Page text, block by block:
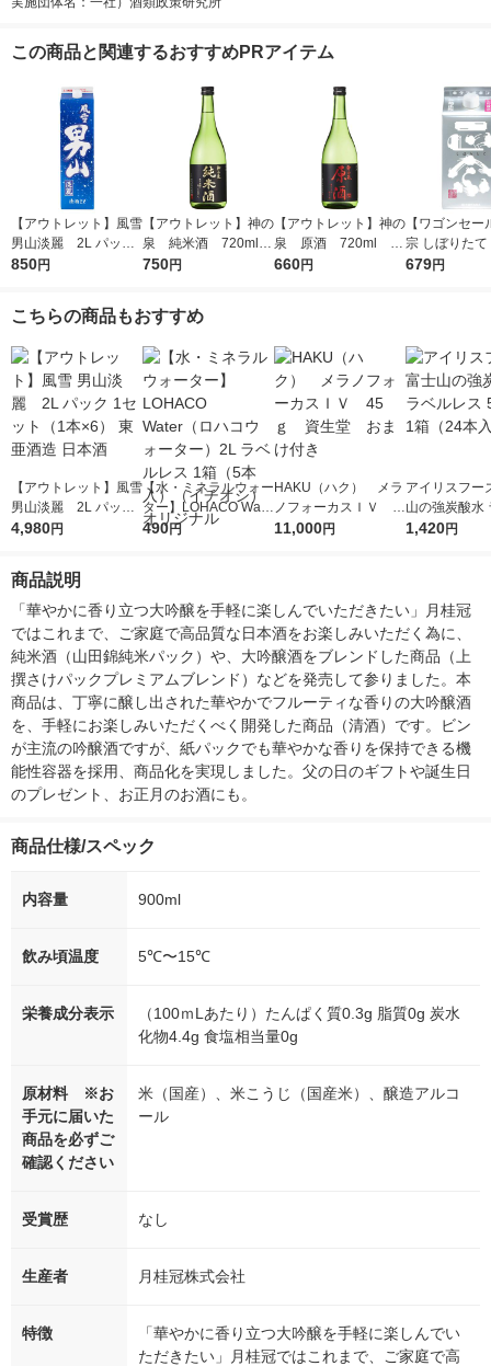
この商品と関連するおすすめPRアイテム
【アウトレット】風雪
男山淡麗 2L パック
1本 東亜酒造 日本酒
850円
【アウトレット】神の
泉 純米酒 720ml 1
本 東亜酒造 日本酒
750円
【アウトレット】神の
泉 原酒 720ml 1
本 東亜酒造 日本酒
660円
【ワゴンセー
宗 しぼりたて
ック 900ml
679円
こちらの商品もおすすめ
【アウトレット】風雪
男山淡麗 2L パック
1セット（1本×6） 東
4,980円
【水・ミネラルウォー
ター】LOHACO Wate
r（ロハコウォータ
490円
HAKU（ハク） メラ
ノフォーカスＩＶ 4
5ｇ 資生堂 おまけ
11,000円
アイリスフー
山の強炭酸水
レス 500ml 1
1,420円
商品説明
「華やかに香り立つ大吟醸を手軽に楽しんでいただきたい」月桂冠
ではこれまで、ご家庭で高品質な日本酒をお楽しみいただく為に、
純米酒（山田錦純米パック）や、大吟醸酒をブレンドした商品（上
撰さけパックプレミアムブレンド）などを発売して参りました。本
商品は、丁寧に醸し出された華やかでフルーティな香りの大吟醸酒
を、手軽にお楽しみいただくべく開発した商品（清酒）です。ビン
が主流の吟醸酒ですが、紙パックでも華やかな香りを保持できる機
能性容器を採用、商品化を実現しました。父の日のギフトや誕生日
のプレゼント、お正月のお酒にも。
商品仕様/スペック
内容量 900ml
飲み頃温度 5℃〜15℃
栄養成分表示
（100ｍLあたり）たんぱく質0.3g 脂質0g 炭水
化物4.4g 食塩相当量0g
原材料 ※お
手元に届いた
商品を必ずご
確認ください
米（国産）、米こうじ（国産米）、醸造アルコ
ール
受賞歴 なし
生産者 月桂冠株式会社
特徴
「華やかに香り立つ大吟醸を手軽に楽しんでい
ただきたい」月桂冠ではこれまで、ご家庭で高